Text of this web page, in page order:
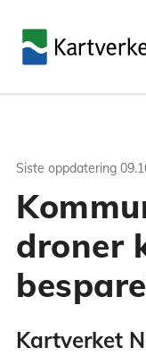
Siste oppdatering
droner
Kartverket